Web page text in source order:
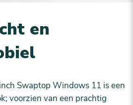
en
Swaptop Windows 11 is een
voorzien van een prachtig